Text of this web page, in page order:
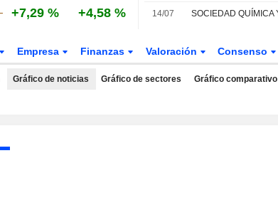
+7,29 % +4,58 % 14/07
Empresa Finanzas Valoración Consenso
Gráfico de noticias Gráfico de sectores Gráfico comparativo